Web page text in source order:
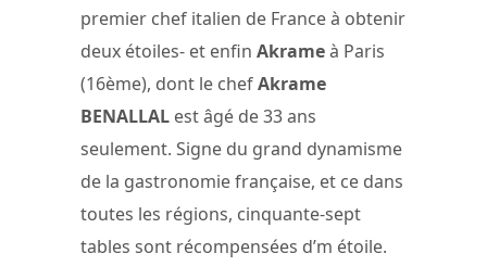
premier chef italien de France à obtenir
deux étoiles- et enfin Akrameà Paris
(16ème), dont le chefAkrame
BENALLAL est âgé de 33 ans
seulement. Signe du grand dynamisme
de la gastronomie française, et ce dans
toutes les régions, cinquante-sept
tables sont récompensées d’m étoile.